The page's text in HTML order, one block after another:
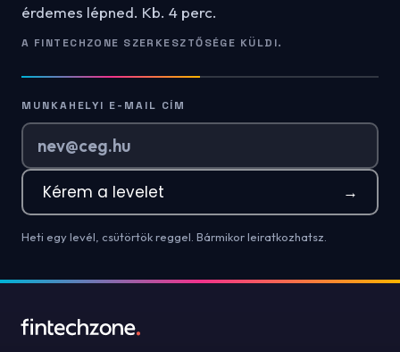
érdemes lépned. Kb. 4 perc.
A FINTECHZONE SZERKESZTŐSÉGE KÜLDI.
MUNKAHELYI E-MAIL CÍM
Kérem a levelet →
Heti egy levél, csütörtök reggel. Bármikor leiratkozhatsz.